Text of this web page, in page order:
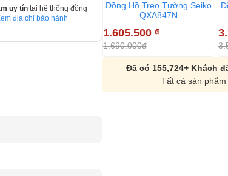
uy tín tại hệ thống đồng
địa chỉ bảo hành
Đồng Hồ Treo Tường Seiko
QXA847N
1.605.500 ₫
1.690.000đ
Đã có 155,724+ Khách
Tất cả sản